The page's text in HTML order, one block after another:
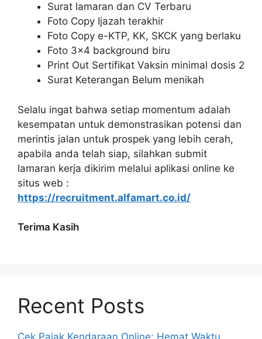
Surat lamaran dan CV Terbaru
Foto Copy Ijazah terakhir
Foto Copy e-KTP, KK, SKCK yang berlaku
Foto 3×4 background biru
Print Out Sertifikat Vaksin minimal dosis 2
Surat Keterangan Belum menikah
Selalu ingat bahwa setiap momentum adalah
kesempatan untuk demonstrasikan potensi dan
merintis jalan untuk prospek yang lebih cerah,
apabila anda telah siap, silahkan submit
lamaran kerja dikirim melalui aplikasi online ke
situs web :
https://recruitment.alfamart.co.id/
Terima Kasih
Recent Posts
Cek Pajak Kendaraan Online: Hemat Waktu,